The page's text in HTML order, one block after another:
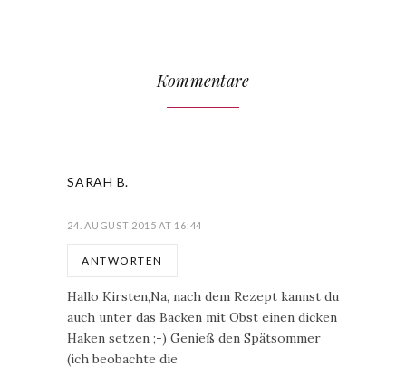
Kommentare
SARAH B.
24. AUGUST 2015 AT 16:44
ANTWORTEN
Hallo Kirsten,Na, nach dem Rezept kannst du
auch unter das Backen mit Obst einen dicken
Haken setzen ;-) Genieß den Spätsommer
(ich beobachte die